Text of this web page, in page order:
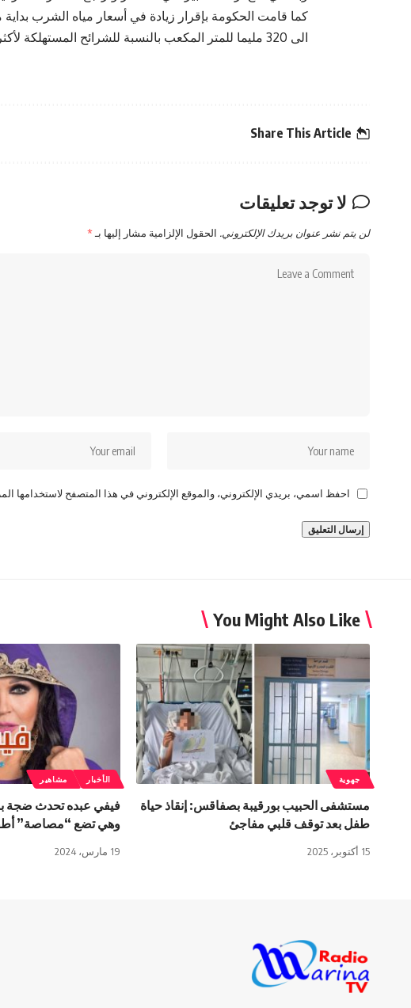
الى 320 مليما للمتر المكعب بالنسبة للشرائح المستهلكة لأكثر من 20 م3 في الثلاثية.
Share This Article
لا توجد تعليقات
لن يتم نشر عنوان بريدك الإلكتروني. الحقول الإلزامية مشار إليها بـ*
احفظ اسمي، بريدي الإلكتروني، والموقع الإلكتروني في هذا المتصفح لاستخدامها
You Might Also Like
جهوية
مستشفى الحبيب بورقيبة بصفاقس: إنقاذ حياة
طفل بعد توقف قلبي مفاجئ
15 أكتوبر، 2025
الأخبار مشاهير
فيفي عبده تحدث ضجة
وهي تضع “مصاصة”
19 مارس، 2024